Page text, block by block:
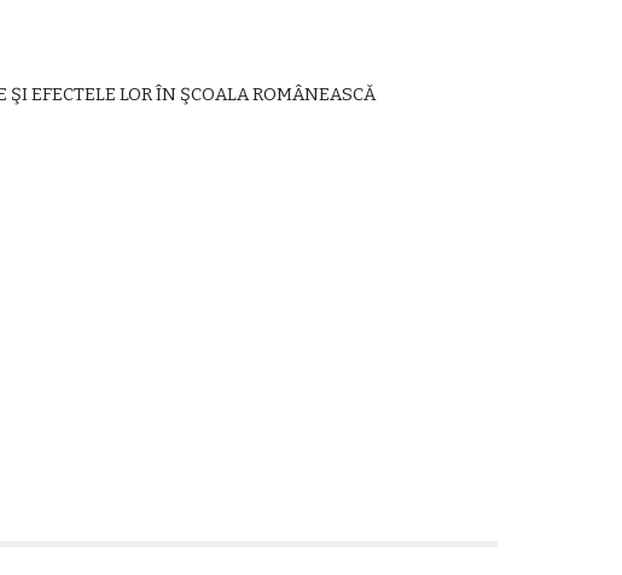
EFECTELE LOR ÎN ŞCOALA ROMÂNEASCĂ